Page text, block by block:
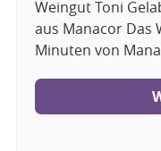
Weingut Toni
aus Manacor Das
Minuten von